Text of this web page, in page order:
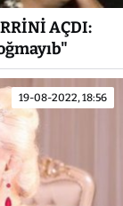
AÇDI:
19-08-2022, 18:56